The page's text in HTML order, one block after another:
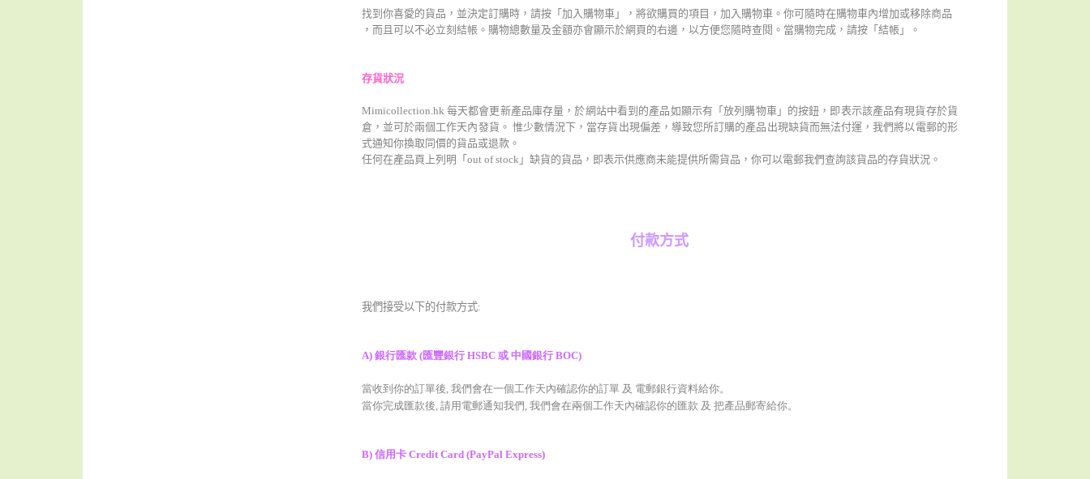
找到你喜愛的貨品，並決定訂購時，請按「加入購物車」，將欲購買的項目，加入購物車。你可隨時在購物車內增加或移除商品
，而且可以不必立刻結帳。購物總數量及金額亦會顯示於網頁的右邊，以方便您隨時查閱。當購物完成，請按「結帳」。
存貨狀況
Mimicollection.hk 每天都會更新產品庫存量，於網站中看到的產品如顯示有「放列購物車」的按鈕，即表示該產品有現貨存於貨
倉，並可於兩個工作天內發貨。 惟少數情況下，當存貨出現偏差，導致您所訂購的產品出現缺貨而無法付運，我們將以電郵的形
式通知你換取同價的貨品或退款。
任何在產品頁上列明「out of stock」缺貨的貨品，即表示供應商未能提供所需貨品，你可以電郵我們查詢該貨品的存貨狀況。
付款方式
我們接受以下的付款方式:
A) 銀行匯款 (匯豐銀行 HSBC 或 中國銀行 BOC)
當收到你的訂單後, 我們會在一個工作天內確認你的訂單 及 電郵銀行資料給你。
當你完成匯款後, 請用電郵通知我們, 我們會在兩個工作天內確認你的匯款 及 把產品郵寄給你。
B) 信用卡 Credit Card (PayPal Express)